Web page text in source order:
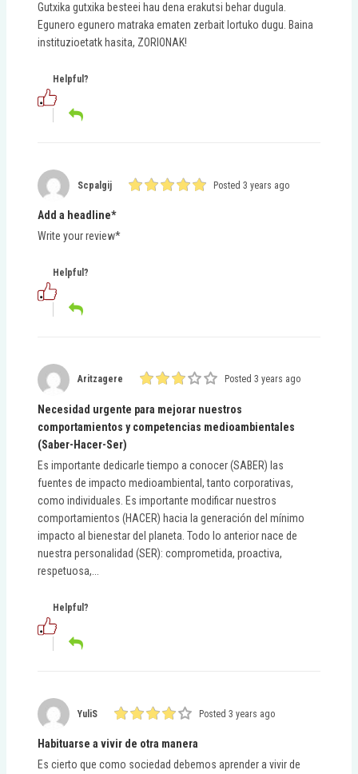
Gutxika gutxika besteei hau dena erakutsi behar dugula.
Egunero egunero matraka ematen zerbait lortuko dugu. Baina
instituzioetatk hasita, ZORIONAK!
Helpful?
Scpalgij Posted 3 years ago
Add a headline*
Write your review*
Helpful?
Aritzagere Posted 3 years ago
Necesidad urgente para mejorar nuestros
comportamientos y competencias medioambientales
(Saber-Hacer-Ser)
Es importante dedicarle tiempo a conocer (SABER) las
fuentes de impacto medioambiental, tanto corporativas,
como individuales. Es importante modificar nuestros
comportamientos (HACER) hacia la generación del mínimo
impacto al bienestar del planeta. Todo lo anterior nace de
nuestra personalidad (SER): comprometida, proactiva,
respetuosa,...
Helpful?
YuliS Posted 3 years ago
Habituarse a vivir de otra manera
Es cierto que como sociedad debemos aprender a vivir de